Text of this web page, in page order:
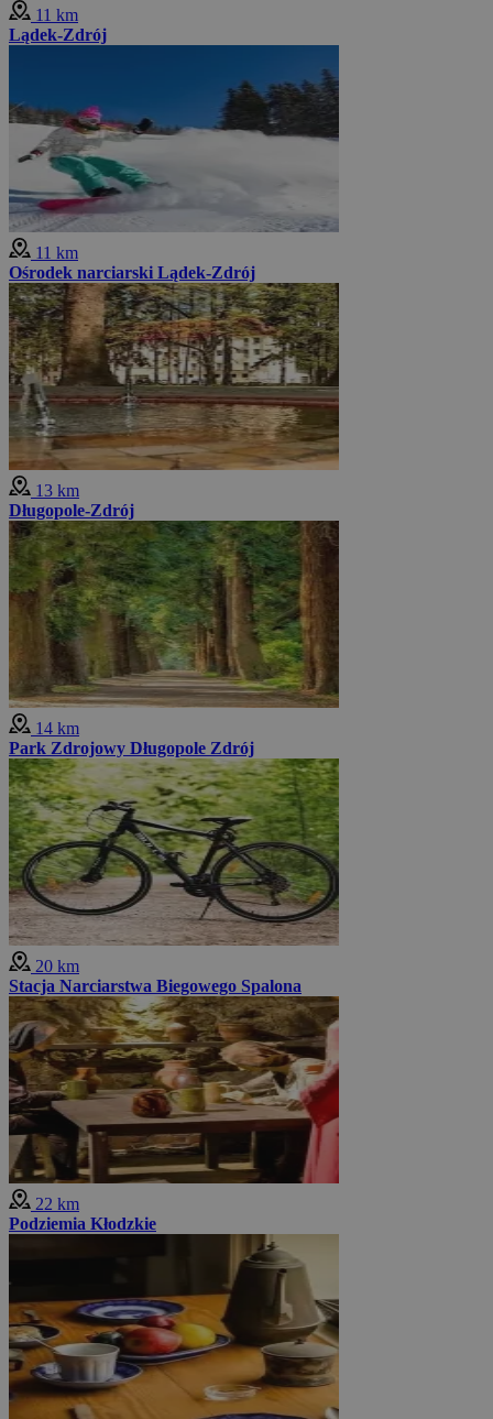
11 km
Lądek-Zdrój
11 km
Ośrodek narciarski Lądek-Zdrój
13 km
Długopole-Zdrój
14 km
Park Zdrojowy Długopole Zdrój
20 km
Stacja Narciarstwa Biegowego Spalona
22 km
Podziemia Kłodzkie